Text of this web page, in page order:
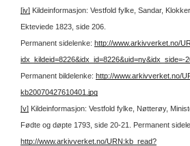
[iv] Kildeinformasjon: Vestfold fylke, Sandar,
Ekteviede 1823, side 206.
Permanent sidelenke: http://www.arkivverket.no/
idx_kildeid=8226&idx_id=8226&uid=ny&idx_side=-
Permanent bildelenke: http://www.arkivverket.no/
kb20070427610401.jpg
[v] Kildeinformasjon: Vestfold fylke, Nøtterøy,
Fødte og døpte 1793, side 20-21. Permanent
http://www.arkivverket.no/URN:kb_read?